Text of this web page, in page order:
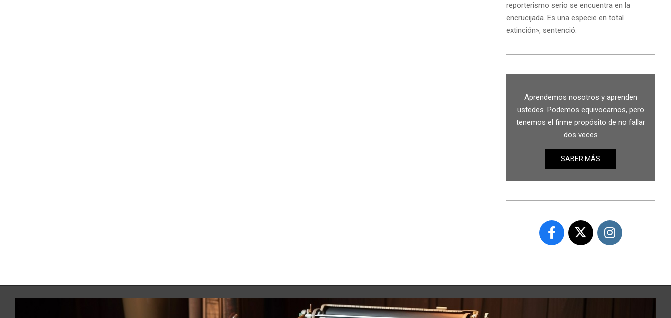
reporterismo serio se encuentra en la
encrucijada. Es una especie en total
extinción», sentenció.
Aprendemos nosotros y aprenden
ustedes. Podemos equivocarnos, pero
tenemos el firme propósito de no fallar
dos veces
SABER MÁS